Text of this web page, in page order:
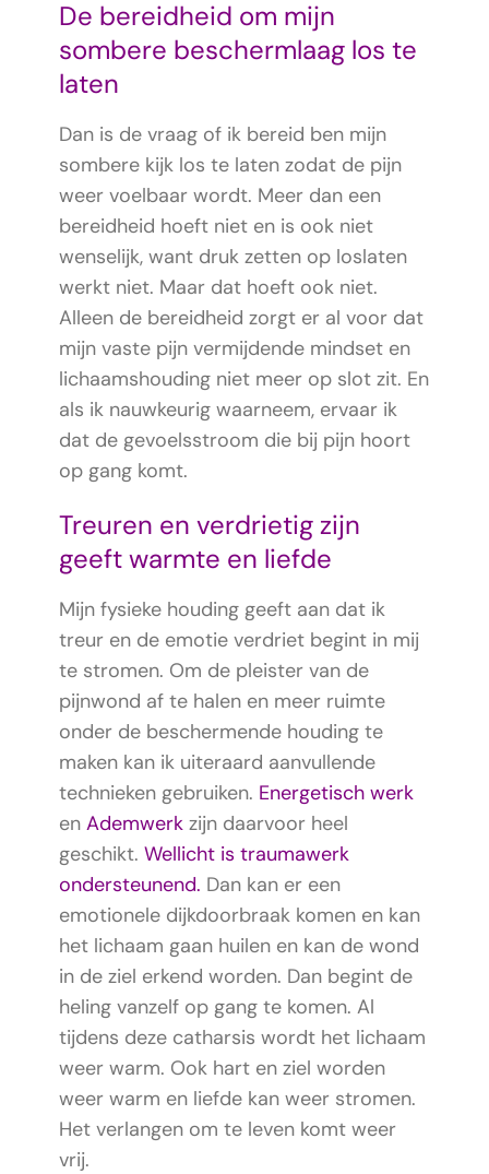
De bereidheid om mijn
sombere beschermlaag los te
laten
Dan is de vraag of ik bereid ben mijn
sombere kijk los te laten zodat de pijn
weer voelbaar wordt. Meer dan een
bereidheid hoeft niet en is ook niet
wenselijk, want druk zetten op loslaten
werkt niet. Maar dat hoeft ook niet.
Alleen de bereidheid zorgt er al voor dat
mijn vaste pijn vermijdende mindset en
lichaamshouding niet meer op slot zit. En
als ik nauwkeurig waarneem, ervaar ik
dat de gevoelsstroom die bij pijn hoort
op gang komt.
Treuren en verdrietig zijn
geeft warmte en liefde
Mijn fysieke houding geeft aan dat ik
treur en de emotie verdriet begint in mij
te stromen. Om de pleister van de
pijnwond af te halen en meer ruimte
onder de beschermende houding te
maken kan ik uiteraard aanvullende
technieken gebruiken. Energetisch werk
enAdemwerk zijn daarvoor heel
geschikt.Wellicht is traumawerk
ondersteunend. Dan kan er een
emotionele dijkdoorbraak komen en kan
het lichaam gaan huilen en kan de wond
in de ziel erkend worden. Dan begint de
heling vanzelf op gang te komen. Al
tijdens deze catharsis wordt het lichaam
weer warm. Ook hart en ziel worden
weer warm en liefde kan weer stromen.
Het verlangen om te leven komt weer
vrij.